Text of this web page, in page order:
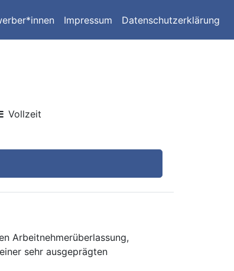
Impressum Datenschutzerklärung
Vollzeit
Arbeitnehmerüberlassung,
sehr ausgeprägten